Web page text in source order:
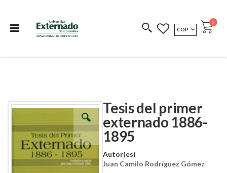
COEDICIONES REDIMIR CÓDIGO
MONEDA
COP Cart
0
Tesis del primer
externado 1886-
1895
Autor(es)
Juan Camilo Rodríguez Gómez
Skip
end
images
gallery
Skip
beginning
images
gallery